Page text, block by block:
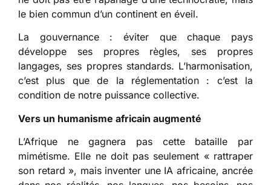
le bien commun d’un continent en éveil.
La gouvernance : éviter que chaque pays
développe ses propres règles, ses propres
langages, ses propres standards. L’harmonisation,
c’est plus que de la réglementation : c’est la
condition de notre puissance collective.
Vers un humanisme africain augmenté
L’Afrique ne gagnera pas cette bataille par
mimétisme. Elle ne doit pas seulement « rattraper
son retard », mais inventer une IA africaine, ancrée